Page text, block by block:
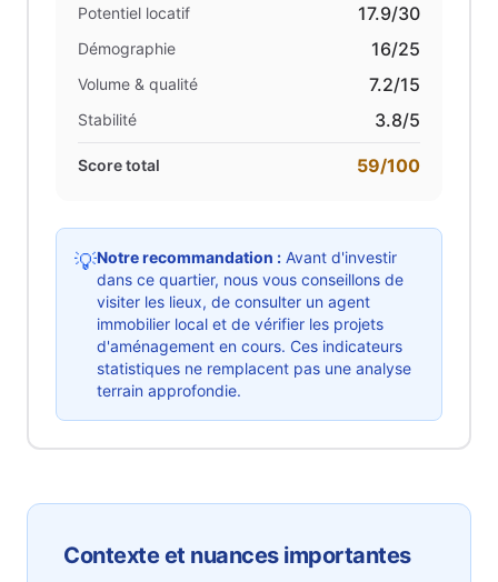
Potentiel locatif 17.9/30
Démographie 16/25
Volume & qualité 7.2/15
Stabilité 3.8/5
Score total 59/100
💡Notre recommandation : Avant d'investir
dans ce quartier, nous vous conseillons de
visiter les lieux, de consulter un agent
immobilier local et de vérifier les projets
d'aménagement en cours. Ces indicateurs
statistiques ne remplacent pas une analyse
terrain approfondie.
Contexte et nuances importantes